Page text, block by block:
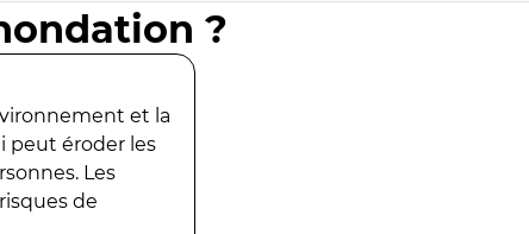
?
et la
peut éroder les
Les
de